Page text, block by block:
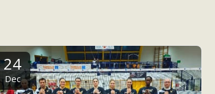
24
Dec